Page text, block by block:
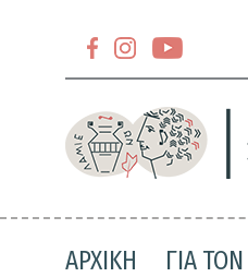
Section
header-
slider-
top
Section
header-
top-
Main
ΑΡΧΙΚΗ ΓΙΑ